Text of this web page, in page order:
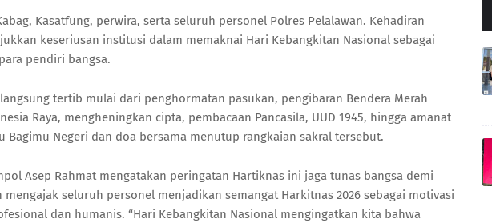
Kasatfung, perwira, serta seluruh personel Polres Pelalawan. Kehadiran
keseriusan institusi dalam memaknai Hari Kebangkitan Nasional sebagai
pendiri bangsa.
tertib mulai dari penghormatan pasukan, pengibaran Bendera Merah
Raya, mengheningkan cipta, pembacaan Pancasila, UUD 1945, hingga amanat
Bagimu Negeri dan doa bersama menutup rangkaian sakral tersebut.
Asep Rahmat mengatakan peringatan Hartiknas ini jaga tunas bangsa demi
mengajak seluruh personel menjadikan semangat Harkitnas 2026 sebagai motivasi
dan humanis. “Hari Kebangkitan Nasional mengingatkan kita bahwa